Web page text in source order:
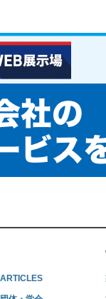
ARTICLES